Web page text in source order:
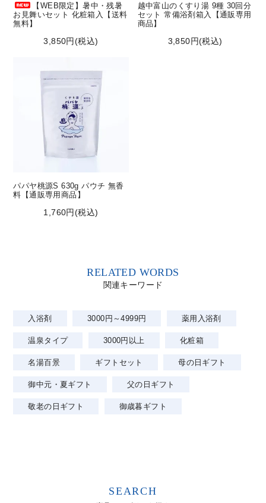
【WEB限定】暑中・残暑
お見舞いセット 化粧箱入【送料
無料】
3,850円(税込)
越中富山のくすり湯 9種 30回分
セット 常備浴剤箱入【通販専用
商品】
3,850円(税込)
パパヤ桃源S 630g パウチ 無香
料【通販専用商品】
1,760円(税込)
RELATED WORDS
関連キーワード
入浴剤 3000円～4999円 薬用入浴剤
温泉タイプ 3000円以上 化粧箱
名湯百景 ギフトセット 母の日ギフト
御中元・夏ギフト 父の日ギフト
敬老の日ギフト 御歳暮ギフト
SEARCH